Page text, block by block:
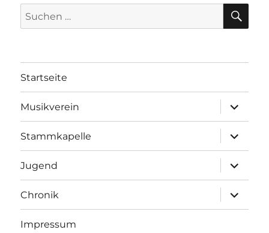
Suchen
nach:
Startseite
Musikverein
öffnen
Stammkapelle
öffnen
Jugend
öffnen
Chronik
öffnen
Impressum